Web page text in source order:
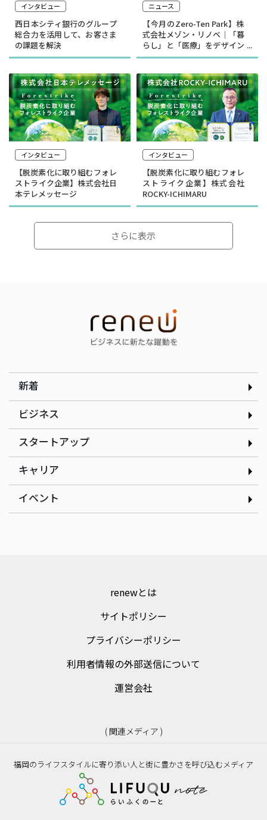
インタビュー
西日本シティ銀行のグループ
総合力を活用して、お客さま
の課題を解決
ニュース
【今月のZero-Ten Park】株
式会社メゾン・リノベ｜「暮
らし」と「医療」をデザイン
する
インタビュー
【脱炭素化に取り組むフォレ
ストライク企業】株式会社日
本テレメッセージ
インタビュー
【脱炭素化に取り組むフォレ
ストライク企業】株式会社
ROCKY-ICHIMARU
選んだのは就活ではなく学
生起業家の道｜合同会社ド
ルフィン 木下銀次郎さん
顧客の「なぜ」をテクノロ
ジーで可視化する｜
curioph株式会社玉木穣太
インタビュー
現場の改善アイデアを、AI
で資産に変える｜株式会社
ゲンテイ 元堤晴香さん
｜nancle 小林俊貴さん
さらに表示
新着
ビジネス
スタートアップ
キャリア
イベント
renewとは
サイトポリシー
プライバシーポリシー
利用者情報の外部送信について
運営会社
( 関連メディア )
福岡のライフスタイルに寄り添い人と街に豊かさを呼び込むメディア